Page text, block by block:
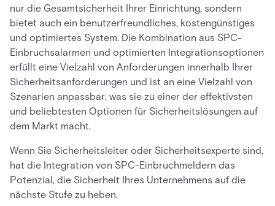
nur die Gesamtsicherheit Ihrer Einrichtung, sondern
bietet auch ein benutzerfreundliches, kostengünstiges
und optimiertes System. Die Kombination aus SPC-
Einbruchsalarmen und optimierten Integrationsoptionen
erfüllt eine Vielzahl von Anforderungen innerhalb Ihrer
Sicherheitsanforderungen und ist an eine Vielzahl von
Szenarien anpassbar, was sie zu einer der effektivsten
und beliebtesten Optionen für Sicherheitslösungen auf
dem Markt macht.
Wenn Sie Sicherheitsleiter oder Sicherheitsexperte sind,
hat die Integration von SPC-Einbruchmeldern das
Potenzial, die Sicherheit Ihres Unternehmens auf die
nächste Stufe zu heben.